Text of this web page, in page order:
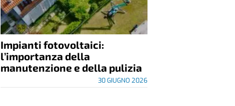
Impianti fotovoltaici:
l’importanza della
manutenzione e della pulizia
30 GIUGNO 2026